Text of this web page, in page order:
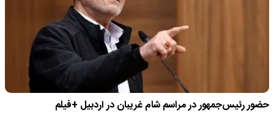
حضور رئیس‌جمهور در مراسم شام غریبان در اردبیل +فیلم